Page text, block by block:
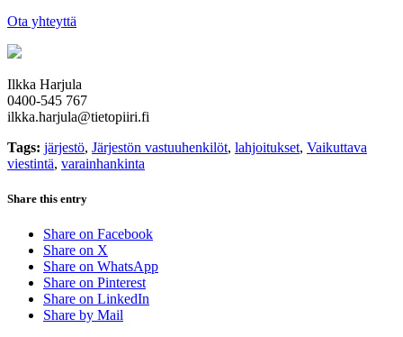
Ota yhteyttä
Ilkka Harjula
0400-545 767
ilkka.harjula@tietopiiri.fi
Tags: järjestö, Järjestön vastuuhenkilöt, lahjoitukset, Vaikuttava
viestintä, varainhankinta
Share this entry
Share on Facebook
Share on X
Share on WhatsApp
Share on Pinterest
Share on LinkedIn
Share by Mail